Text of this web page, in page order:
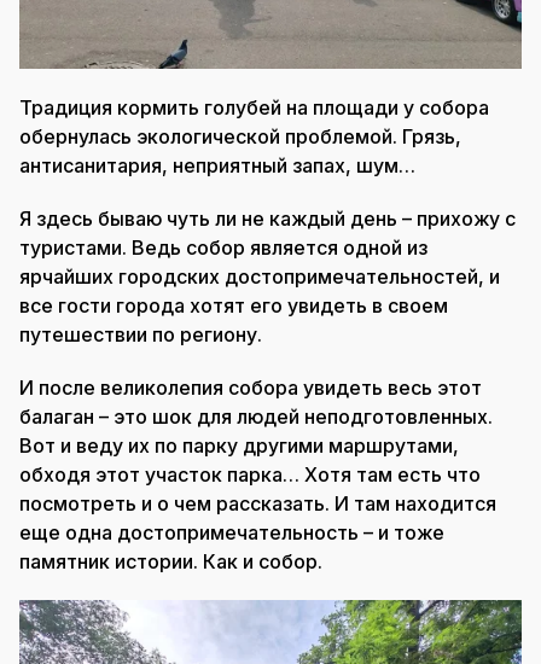
Традиция кормить голубей на площади у собора
обернулась экологической проблемой. Грязь,
антисанитария, неприятный запах, шум…
Я здесь бываю чуть ли не каждый день – прихожу с
туристами. Ведь собор является одной из
ярчайших городских достопримечательностей, и
все гости города хотят его увидеть в своем
путешествии по региону.
И после великолепия собора увидеть весь этот
балаган – это шок для людей неподготовленных.
Вот и веду их по парку другими маршрутами,
обходя этот участок парка… Хотя там есть что
посмотреть и о чем рассказать. И там находится
еще одна достопримечательность – и тоже
памятник истории. Как и собор.